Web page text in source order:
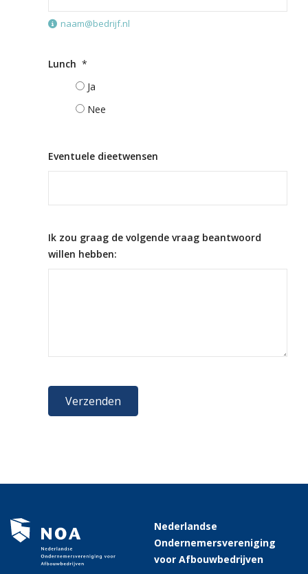
naam@bedrijf.nl
Lunch *
Ja
Nee
Eventuele dieetwensen
Ik zou graag de volgende vraag beantwoord
willen hebben:
Nederlandse
Ondernemersvereniging
voor Afbouwbedrijven